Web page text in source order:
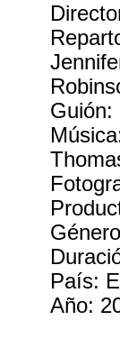
Guión:
País:
Año: